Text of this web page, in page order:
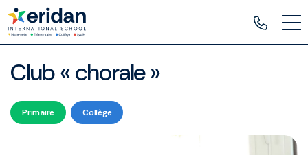
Club « chorale »
Collège
Primaire